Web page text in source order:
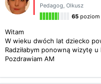
Pedagog, Olkusz
65 poziom
Witam
W wieku dwóch lat dziecko
Radziłabym ponowną wizytę
Pozdrawiam AM